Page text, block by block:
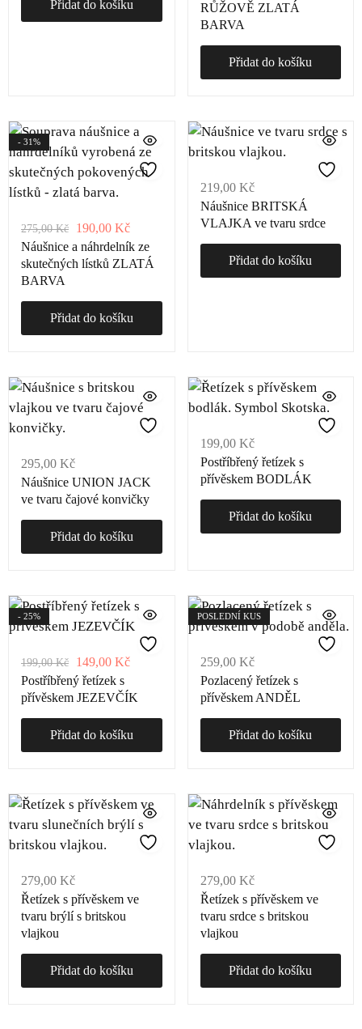
Přidat do košíku
RŮŽOVĚ ZLATÁ
BARVA
Přidat do košíku
- 31%
275,00Kč 190,00 Kč
Náušnice a náhrdelník ze
skutečných lístků ZLATÁ
BARVA
Přidat do košíku
219,00 Kč
Náušnice BRITSKÁ
VLAJKA ve tvaru srdce
Přidat do košíku
295,00 Kč
Náušnice UNION JACK
ve tvaru čajové konvičky
Přidat do košíku
199,00 Kč
Postříbřený řetízek s
přívěskem BODLÁK
Přidat do košíku
- 25%
199,00Kč 149,00 Kč
Postříbřený řetízek s
přívěskem JEZEVČÍK
Přidat do košíku
POSLEDNÍ KUS
259,00 Kč
Pozlacený řetízek s
přívěskem ANDĚL
Přidat do košíku
279,00 Kč
Řetízek s přívěskem ve
tvaru brýlí s britskou
vlajkou
Přidat do košíku
279,00 Kč
Řetízek s přívěskem ve
tvaru srdce s britskou
vlajkou
Přidat do košíku